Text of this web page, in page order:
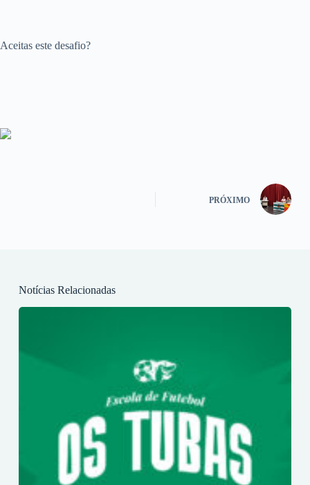
Aceitas este desafio?
PRÓXIMO
Notícias Relacionadas